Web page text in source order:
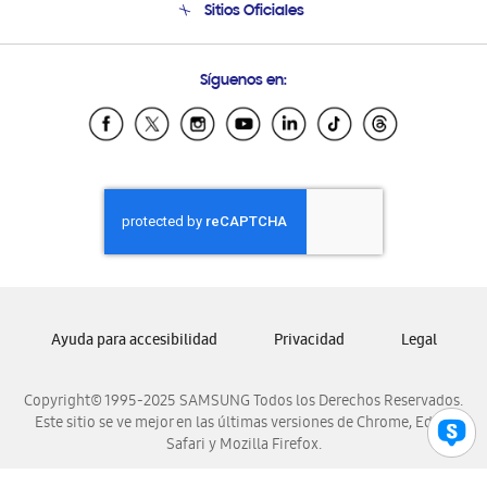
Soporte vía eMail
Sitios Oficiales
Samsung Ecuador
Samsung El Salvador
Samsung Honduras
Samsung Nicaragua
Samsung Panamá
Samsung Venezuela
Síguenos en:
Copyright© 1995-2025 SAMSUNG Todos los Derechos Reservados.
Este sitio se ve mejor en las últimas versiones de Chrome, Edge,
Safari y Mozilla Firefox.
Ayuda para accesibilidad Privacidad Legal